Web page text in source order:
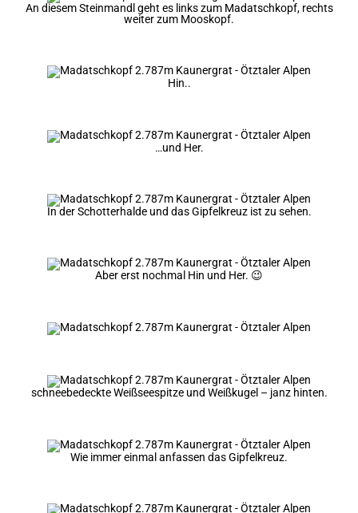
An diesem Steinmandl geht es links zum Madatschkopf, rechts
weiter zum Mooskopf.
Hin..
…und Her.
In der Schotterhalde und das Gipfelkreuz ist zu sehen.
Aber erst nochmal Hin und Her. 😉
schneebedeckte Weißseespitze und Weißkugel – janz hinten.
Wie immer einmal anfassen das Gipfelkreuz.